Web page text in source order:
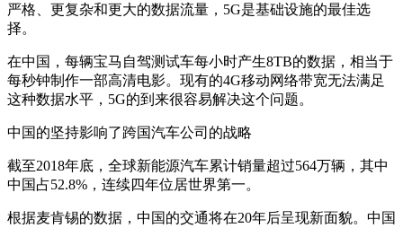
严格、更复杂和更大的数据流量，5G是基础设施的最佳选
择。
在中国，每辆宝马自驾测试车每小时产生8TB的数据，相当于
每秒钟制作一部高清电影。现有的4G移动网络带宽无法满足
这种数据水平，5G的到来很容易解决这个问题。
中国的坚持影响了跨国汽车公司的战略
截至2018年底，全球新能源汽车累计销量超过564万辆，其中
中国占52.8%，连续四年位居世界第一。
根据麦肯锡的数据，中国的交通将在20年后呈现新面貌。中国